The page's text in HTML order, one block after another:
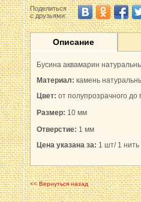
Поделиться
с друзьями:
Описание
Бусина аквамарин
Материал: камень
Цвет: от полупрозрачного
Размер: 10 мм
Отверстие: 1 мм
Цена указана за: 1 шт/ 1
<< Вернуться назад